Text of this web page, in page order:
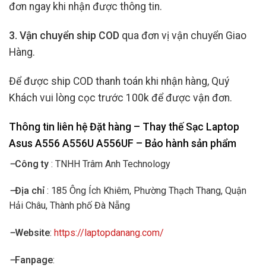
đơn ngay khi nhận được thông tin.
3. Vận chuyển ship COD qua đơn vị vận chuyển Giao
Hàng.
Để được ship COD thanh toán khi nhận hàng, Quý
Khách vui lòng cọc trước 100k để được vận đơn.
Thông tin liên hệ Đặt hàng – Thay thế Sạc Laptop
Asus A556 A556U A556UF – Bảo hành sản phẩm
–Công ty : TNHH Trâm Anh Technology
–Địa chỉ : 185 Ông Ích Khiêm, Phường Thạch Thang, Quận
Hải Châu, Thành phố Đà Nẵng
–Website: https://laptopdanang.com/
–Fanpage: